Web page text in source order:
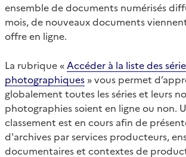
ensemble de documents numérisés
mois, de nouveaux documents
offre en ligne.
La rubrique « Accéder à la liste des
photographiques » vous permet
globalement toutes les séries et leurs
photographies soient en ligne ou non.
classement est en cours afin de
d'archives par services producteurs,
documentaires et contextes de